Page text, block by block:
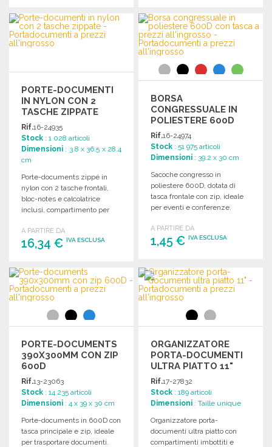
ORDINARE
Richiedi un preventivo
ORDINARE
Richiedi un preventivo
PORTE-DOCUMENTI
IN NYLON CON 2
TASCHE ZIPPATE
Rif.16-24935
Stock : 1 028 articoli
Dimensioni : 3.8 x 36.5 x 28.4
cm
Porte-documents zippé in
nylon con 2 tasche frontali,
bloc-notes e calcolatrice
inclusi, compartimento per
A PARTIRE DA
16,34 € IVA ESCLUSA
ORDINARE
Richiedi un preventivo
BORSA
CONGRESSUALE IN
POLIESTERE 600D
CON TASCA A PREZZI
ALL'INGROSSO
Rif.16-24974
Stock : 51 975 articoli
Dimensioni : 39.2 x 30 cm
Sacoche congresso in
poliestere 600D, dotata di
tasca frontale con zip, ideale
per eventi e conferenze.
A PARTIRE DA
1,45 €IVA ESCLUSA
ORDINARE
Richiedi un preventivo
PORTE-DOCUMENTS
390X300MM CON ZIP
600D
Rif.13-23063
Stock : 14 235 articoli
Dimensioni : 4 x 39 x 30 cm
Porte-documents in 600D con
tasca principale e zip, ideale
per trasportare documenti.
ORGANIZZATORE
PORTA-DOCUMENTI
ULTRA PIATTO 11"
Rif.17-27832
Stock : 189 articoli
Dimensioni : Taille unique
Organizzatore porta-
documenti ultra piatto con
compartimenti imbottiti e